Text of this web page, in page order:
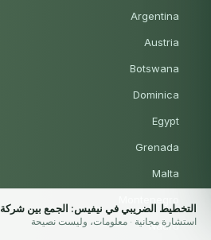
التخطيط الضريبي في نيفيس: الجمع بين شركة I
استشارة مجانية · معلومات، وليست نصيحة
Argentina
Austria
Botswana
Dominica
Egypt
Grenada
Malta
Nauru